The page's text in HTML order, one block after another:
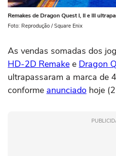
Remakes de Dragon Quest I, II e III
Foto: Reprodução / Square Enix
As vendas somadas dos
HD-2D Remake e Dragon
ultrapassaram a marca de
conforme anunciado hoje